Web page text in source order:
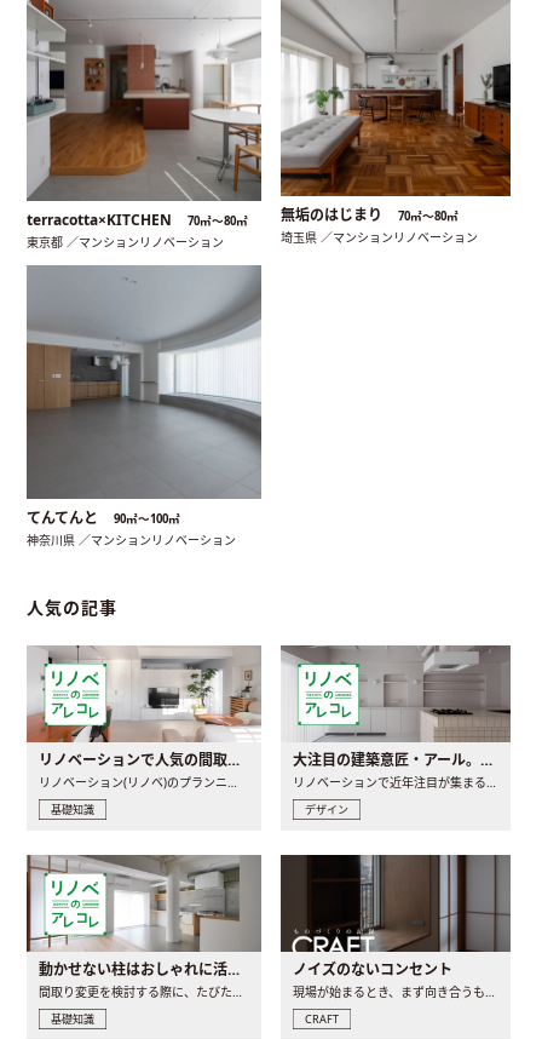
terracotta×KITCHEN 70㎡〜80㎡
東京都 ／マンションリノベーション
無垢のはじまり 70㎡〜80㎡
埼玉県 ／マンションリノベーション
てんてんと 90㎡〜100㎡
神奈川県 ／マンションリノベーション
人気の記事
リノベーションで人気の間取りとは？トレンドの間取りと実例を徹底解説
リノベーション(リノベ)のプランニングで一番最初に決めるのは..
基礎知識
大注目の建築意匠・アール。人気の理由と空間に取り入れるポイント
リノベーションで近年注目が集まる建築意匠の一つであるアール..
デザイン
動かせない柱はおしゃれに活用！柱を魅せるリノベーション(リノベ)4選
間取り変更を検討する際に、たびたび皆さんの頭を悩ませる動か..
基礎知識
ノイズのないコンセント
現場が始まるとき、まず向き合うものの一つがコンセントです..
CRAFT